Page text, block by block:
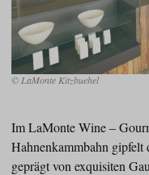
© LaMonte Kitzbuehel
Im LaMonte Wine –
Hahnenkammbahn gipfelt
geprägt von exquisiten